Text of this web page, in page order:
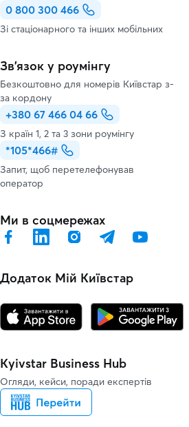
0 800 300 466
Зі стаціонарного та інших мобільних
Зв’язок у роумінгу
Безкоштовно для номерів Київстар з-
за кордону
+380 67 466 04 66
З країн 1, 2 та 3 зони роумінгу
*105*466#
Запит, щоб перетелефонував
оператор
Ми в соцмережах
Додаток Мій Київстар
Kyivstar Business Hub
Огляди, кейси, поради експертів